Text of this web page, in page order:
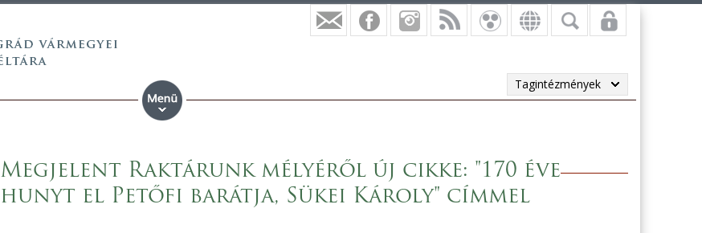
Tagintézmények
Megjelent Raktárunk mélyéről új cikke: "170 éve
hunyt el Petőfi barátja, Sükei Károly" címmel